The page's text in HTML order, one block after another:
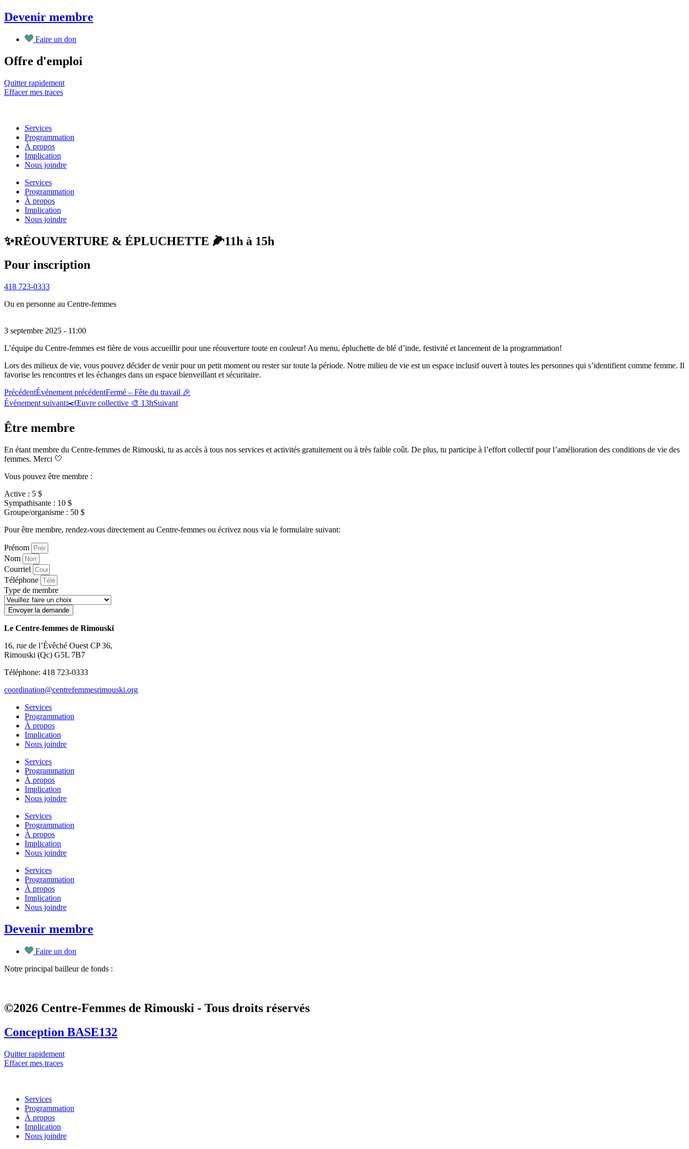
Aller
au
contenu
Devenir membre
Faire un don
Offre d'emploi
Quitter rapidement
Effacer mes traces
Services
Programmation
À propos
Implication
Nous joindre
Services
Programmation
À propos
Implication
Nous joindre
✨RÉOUVERTURE & ÉPLUCHETTE 🌽11h à 15h
Pour inscription
418 723-0333
Ou en personne au Centre-femmes
3 septembre 2025 - 11:00
L’équipe du Centre-femmes est fière de vous accueillir pour une réouverture toute en couleur! Au menu, épluchette de blé d’inde, festivité et lancement de la programmation!
Lors des milieux de vie, vous pouvez décider de venir pour un petit moment ou rester sur toute la période. Notre milieu de vie est un espace inclusif ouvert à toutes les personnes qui s’identifient comme femme. Il
favorise les rencontres et les échanges dans un espace bienveillant et sécuritaire.
PrécédentÉvénement précédentFermé – Fête du travail 🎉
Événement suivant✂️Œuvre collective 🎨 13hSuivant
Être membre
En étant membre du Centre-femmes de Rimouski, tu as accès à tous nos services et activités gratuitement ou à très faible coût. De plus, tu participe à l’effort collectif pour l’amélioration des conditions de vie des
femmes. Merci 🤍
Vous pouvez être membre :
Active : 5 $
Sympathisante : 10 $
Groupe/organisme : 50 $
Pour être membre, rendez-vous directement au Centre-femmes ou écrivez nous via le formulaire suivant:
Prénom
Nom
Courriel
Téléphone
Type de membre
Envoyer la demande
Le Centre-femmes de Rimouski
16, rue de l’Évêché Ouest CP 36,
Rimouski (Qc) G5L 7B7
Téléphone: 418 723-0333
coordination@centrefemmesrimouski.org
Services
Programmation
À propos
Implication
Nous joindre
Services
Programmation
À propos
Implication
Nous joindre
Services
Programmation
À propos
Implication
Nous joindre
Services
Programmation
À propos
Implication
Nous joindre
Devenir membre
Faire un don
Notre principal bailleur de fonds :
©2026 Centre-Femmes de Rimouski - Tous droits réservés
Conception BASE132
Quitter rapidement
Effacer mes traces
Services
Programmation
À propos
Implication
Nous joindre